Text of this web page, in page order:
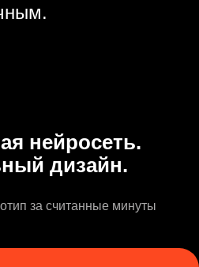
нейросеть.
дизайн.
за считанные минуты